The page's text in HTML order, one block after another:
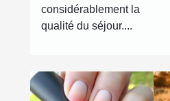
considérablement la
qualité du séjour....